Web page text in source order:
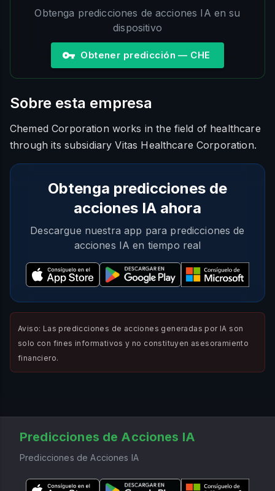
Obtenga predicciones de acciones IA en su
dispositivo
Obtener predicción — CHE
Sobre esta empresa
Chemed Corporation works in the field of healthcare
through its subsidiary Vitas Healthcare Corporation.
Obtenga predicciones de
acciones IA ahora
Descargue nuestra app para predicciones de
acciones IA en tiempo real
Aviso: Las predicciones de acciones generadas por IA son
solo con fines informativos y no constituyen asesoramiento
financiero.
Predicciones de Acciones IA
Predicciones de Acciones IA